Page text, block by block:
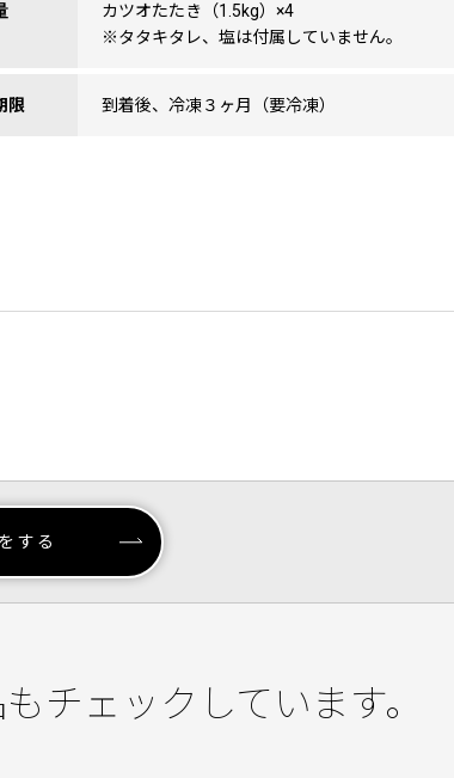
カツオたたき（1.5kg）×4
※タタキタレ、塩は付属していません。
限 到着後、冷凍３ヶ月（要冷凍）
する
チェックしています。